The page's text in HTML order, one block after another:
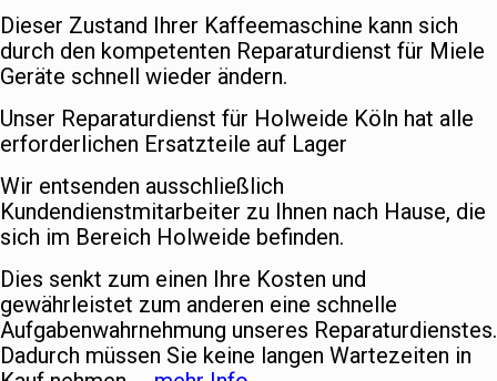
Dieser Zustand Ihrer Kaffeemaschine kann sich
durch den kompetenten Reparaturdienst für Miele
Geräte schnell wieder ändern.
Unser Reparaturdienst für Holweide Köln hat alle
erforderlichen Ersatzteile auf Lager
Wir entsenden ausschließlich
Kundendienstmitarbeiter zu Ihnen nach Hause, die
sich im Bereich Holweide befinden.
Dies senkt zum einen Ihre Kosten und
gewährleistet zum anderen eine schnelle
Aufgabenwahrnehmung unseres Reparaturdienstes.
Dadurch müssen Sie keine langen Wartezeiten in